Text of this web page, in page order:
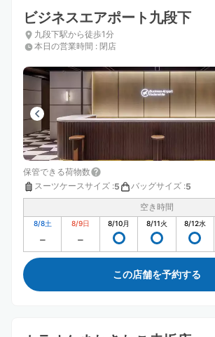
ビジネスエアポート九段下
九段下駅から徒歩1分
本日の営業時間 : 閉店
保管できる荷物数
スーツケースサイズ :5 バッグサイズ :5
空き時間
8/8土 8/9日 8/10月 8/11火 8/12水
この店舗を予約する